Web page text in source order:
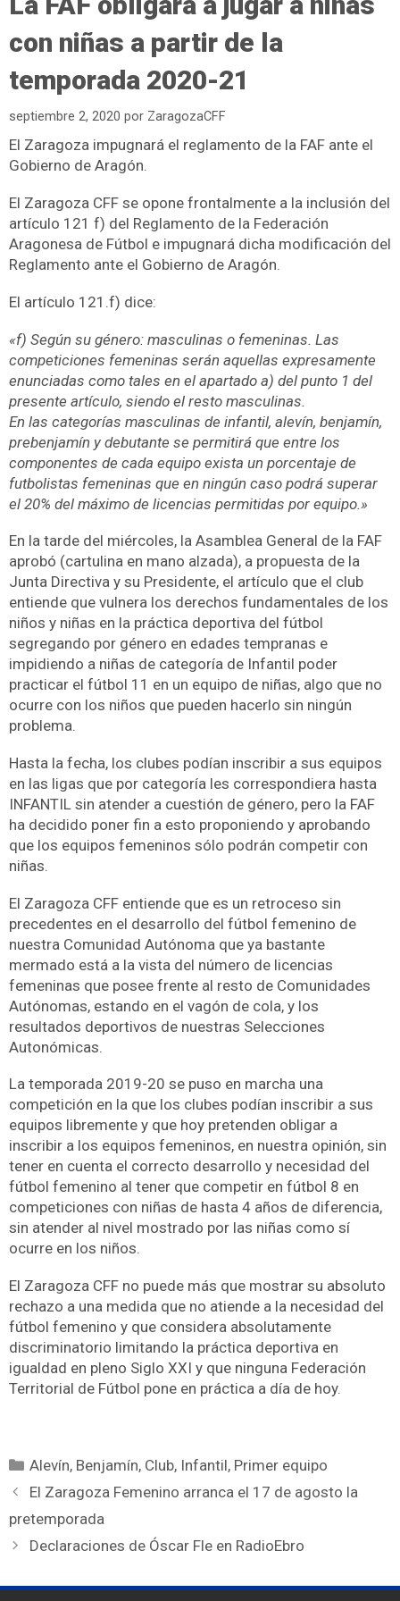
con niñas a partir de la
temporada 2020-21
septiembre 2, 2020 por ZaragozaCFF
El Zaragoza impugnará el reglamento de la FAF ante el
Gobierno de Aragón.
El Zaragoza CFF se opone frontalmente a la inclusión del
artículo 121 f) del Reglamento de la Federación
Aragonesa de Fútbol e impugnará dicha modificación del
Reglamento ante el Gobierno de Aragón.
El artículo 121.f) dice:
«f) Según su género: masculinas o femeninas. Las
competiciones femeninas serán aquellas expresamente
enunciadas como tales en el apartado a) del punto 1 del
presente artículo, siendo el resto masculinas.
En las categorías masculinas de infantil, alevín, benjamín,
prebenjamín y debutante se permitirá que entre los
componentes de cada equipo exista un porcentaje de
futbolistas femeninas que en ningún caso podrá superar
el 20% del máximo de licencias permitidas por equipo.»
En la tarde del miércoles, la Asamblea General de la FAF
aprobó (cartulina en mano alzada), a propuesta de la
Junta Directiva y su Presidente, el artículo que el club
entiende que vulnera los derechos fundamentales de los
niños y niñas en la práctica deportiva del fútbol
segregando por género en edades tempranas e
impidiendo a niñas de categoría de Infantil poder
practicar el fútbol 11 en un equipo de niñas, algo que no
ocurre con los niños que pueden hacerlo sin ningún
problema.
Hasta la fecha, los clubes podían inscribir a sus equipos
en las ligas que por categoría les correspondiera hasta
INFANTIL sin atender a cuestión de género, pero la FAF
ha decidido poner fin a esto proponiendo y aprobando
que los equipos femeninos sólo podrán competir con
niñas.
El Zaragoza CFF entiende que es un retroceso sin
precedentes en el desarrollo del fútbol femenino de
nuestra Comunidad Autónoma que ya bastante
mermado está a la vista del número de licencias
femeninas que posee frente al resto de Comunidades
Autónomas, estando en el vagón de cola, y los
resultados deportivos de nuestras Selecciones
Autonómicas.
La temporada 2019-20 se puso en marcha una
competición en la que los clubes podían inscribir a sus
equipos libremente y que hoy pretenden obligar a
inscribir a los equipos femeninos, en nuestra opinión, sin
tener en cuenta el correcto desarrollo y necesidad del
fútbol femenino al tener que competir en fútbol 8 en
competiciones con niñas de hasta 4 años de diferencia,
sin atender al nivel mostrado por las niñas como sí
ocurre en los niños.
El Zaragoza CFF no puede más que mostrar su absoluto
rechazo a una medida que no atiende a la necesidad del
fútbol femenino y que considera absolutamente
discriminatorio limitando la práctica deportiva en
igualdad en pleno Siglo XXI y que ninguna Federación
Territorial de Fútbol pone en práctica a día de hoy.
Alevín, Benjamín, Club, Infantil, Primer equipo
El Zaragoza Femenino arranca el 17 de agosto la
pretemporada
Declaraciones de Óscar Fle en RadioEbro